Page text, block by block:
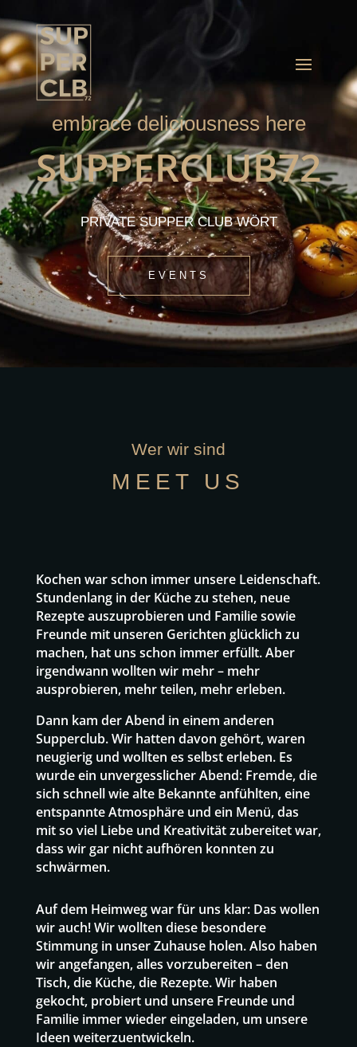
embrace deliciousness here
SUPPERCLUB72
PRIVATE SUPPER CLUB WÖRT
EVENTS
Wer wir sind
MEET US
Kochen war schon immer unsere Leidenschaft.
Stundenlang in der Küche zu stehen, neue
Rezepte auszuprobieren und Familie sowie
Freunde mit unseren Gerichten glücklich zu
machen, hat uns schon immer erfüllt. Aber
irgendwann wollten wir mehr – mehr
ausprobieren, mehr teilen, mehr erleben.
Dann kam der Abend in einem anderen
Supperclub. Wir hatten davon gehört, waren
neugierig und wollten es selbst erleben. Es
wurde ein unvergesslicher Abend: Fremde, die
sich schnell wie alte Bekannte anfühlten, eine
entspannte Atmosphäre und ein Menü, das
mit so viel Liebe und Kreativität zubereitet war,
dass wir gar nicht aufhören konnten zu
schwärmen.
Auf dem Heimweg war für uns klar: Das wollen
wir auch! Wir wollten diese besondere
Stimmung in unser Zuhause holen. Also haben
wir angefangen, alles vorzubereiten – den
Tisch, die Küche, die Rezepte. Wir haben
gekocht, probiert und unsere Freunde und
Familie immer wieder eingeladen, um unsere
Ideen weiterzuentwickeln.